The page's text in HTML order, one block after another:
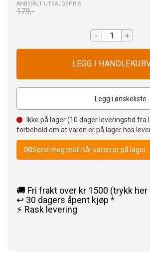
ANBEFALT UTSALGSPRIS
179,-
- +
Legg i ønskeliste
Ikke på lager (10 dager leveringstid fra
forbehold om at varen er på lager hos
Send meg mail når varen er på lager
🚚 Fri frakt over kr 1500 (trykk
↩️ 30 dagers åpent kjøp *
⚡ Rask levering